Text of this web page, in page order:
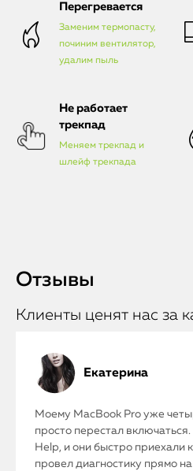
Перегревается
Заменим термопасту,
починим вентилятор,
удалим пыль
Не работает
трекпад
Меняем трекпад и
шлейф трекпада
Отзывы
Клиенты ценят нас за
Екатерина
Моему MacBook Pro уже
просто перестал
Help, и они быстро приехали
провел диагностику прямо